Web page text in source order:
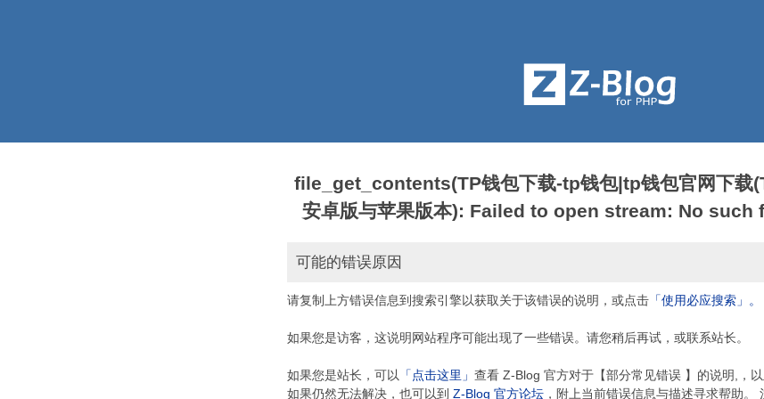
file_get_contents(TP钱包下载-tp钱包|tp钱包官网下载
安卓版与苹果版本): Failed to open stream: No
可能的错误原因
请复制上方错误信息到搜索引擎以获取关于该错误的说明，或点击 「使用必应搜索」。
如果您是访客，这说明网站程序可能出现了一些错误。请您稍后再试，或联系站长。
如果您是站长，可以 「点击这里」 查看 Z-Blog 官方对于【部分常见错误 】的说明,，以
如果仍然无法解决，也可以到 Z-Blog 官方论坛 ，附上当前错误信息与描述寻求帮助。